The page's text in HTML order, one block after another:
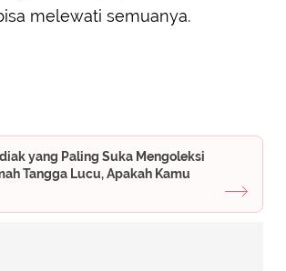
melewati semuanya.
yang Paling Suka Mengoleksi
Tangga Lucu, Apakah Kamu